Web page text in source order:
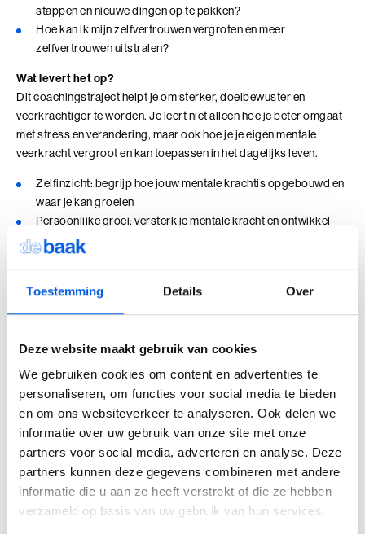
Toestemming Details Over
Deze website maakt gebruik van cookies
We gebruiken cookies om content en advertenties te
personaliseren, om functies voor social media te bieden
en om ons websiteverkeer te analyseren. Ook delen we
informatie over uw gebruik van onze site met onze
partners voor social media, adverteren en analyse. Deze
partners kunnen deze gegevens combineren met andere
informatie die u aan ze heeft verstrekt of die ze hebben
verzameld op basis van uw gebruik van hun services.
De Informele Leider (BaakBoost)
De Zelfbewuste Leider
Effectieve Persoonlijke Communicatie
Effectieve Persoonlijke Communicatie (BaakBoost)
High Performance Leadership
Ik en de Anderen
Ik en de Anderen (BaakBoost)
Inzicht in Ambitie
Leiden van Veranderingen
Leiden van Veranderingen (BaakBoost)
Leiderschap door Vrouwen
Leiderschap en Reflectie in de Publieke Sector
Leiderschap en Reflectie in de Publieke Sector (BaakBoost)
stappen en nieuwe dingen op te pakken?
Hoe kan ik mijn zelfvertrouwen vergroten en meer
zelfvertrouwen uitstralen?
Wat levert het op?
Dit coachingstraject helpt je om sterker, doelbewuster en
veerkrachtiger te worden. Je leert niet alleen hoe je beter omgaat
met stress en verandering, maar ook hoe je je eigen mentale
veerkracht vergroot en kan toepassen in het dagelijks leven.
Zelfinzicht: begrijp hoe jouw mentale krachtis opgebouwd en
waar je kan groeien
Persoonlijke groei: versterk je mentale kracht en ontwikkel
een positieve, doelgerichte houding
Toepassing: concrete handvatten om beter om te gaan met
Plus-meting inclusief terugkoppelgesprek met de coach,
2.240,- exclusief btw.
Het is mogelijk om het traject verder aan te vullen met extra
coachgesprekken. De kosten hiervoor bedragen € 330,-
exclusief btw per gesprek van 1,5 uur.